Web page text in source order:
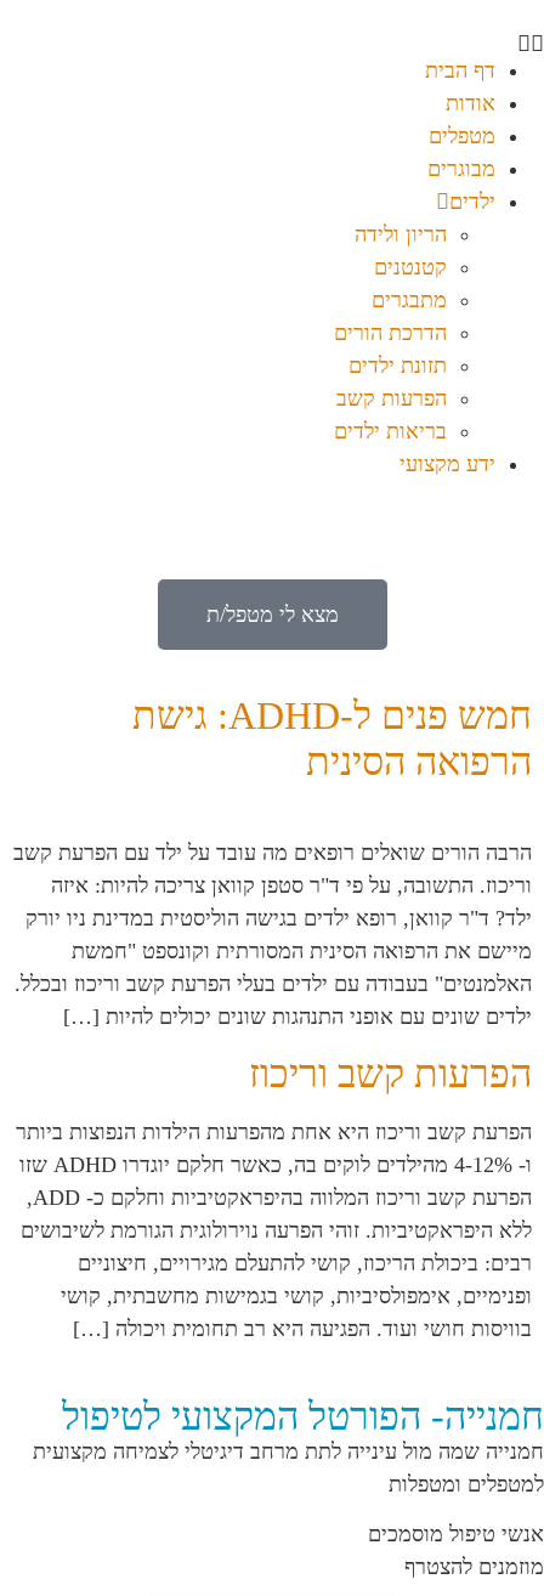
דף הבית
אודות
מטפלים
מבוגרים
ילדים
הריון ולידה
קטנטנים
מתבגרים
הדרכת הורים
תזונת ילדים
הפרעות קשב
בריאות ילדים
ידע מקצועי
מצא לי מטפל/ת
חמש פנים ל-ADHD: גישת
הרפואה הסינית
הרבה הורים שואלים רופאים מה עובד על ילד עם הפרעת קשב
וריכוז. התשובה, על פי ד"ר סטפן קוואן צריכה להיות: איזה
ילד? ד"ר קוואן, רופא ילדים בגישה הוליסטית במדינת ניו יורק
מיישם את הרפואה הסינית המסורתית וקונספט "חמשת
האלמנטים" בעבודה עם ילדים בעלי הפרעת קשב וריכוז ובכלל.
ילדים שונים עם אופני התנהגות שונים יכולים להיות […]
הפרעות קשב וריכוז
הפרעת קשב וריכוז היא אחת מהפרעות הילדות הנפוצות ביותר
ו- 4-12% מהילדים לוקים בה, כאשר חלקם יוגדרו ADHD שזו
הפרעת קשב וריכוז המלווה בהיפראקטיביות וחלקם כ- ADD,
ללא היפראקטיביות. זוהי הפרעה נוירולוגית הגורמת לשיבושים
רבים: ביכולת הריכוז, קושי להתעלם מגירויים, חיצוניים
ופנימיים, אימפולסיביות, קושי בגמישות מחשבתית, קושי
בוויסות חושי ועוד. הפגיעה היא רב תחומית ויכולה […]
חמנייה- הפורטל המקצועי לטיפול
חמנייה שמה מול עינייה לתת מרחב דיגיטלי לצמיחה מקצועית
למטפלים ומטפלות
אנשי טיפול מוסמכים
מוזמנים להצטרף